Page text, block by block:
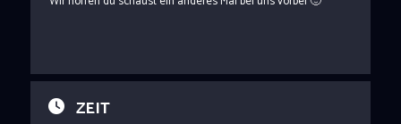
ZEIT